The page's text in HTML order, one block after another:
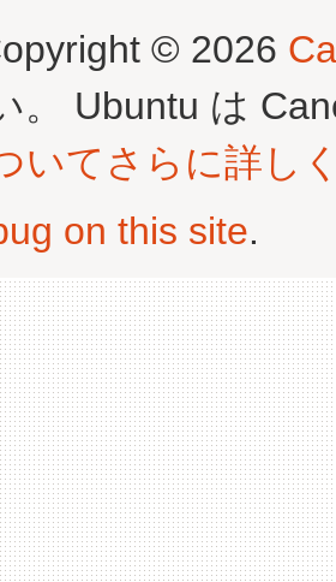
© 2026
。 Ubuntu は
いてさらに詳し
on this site.